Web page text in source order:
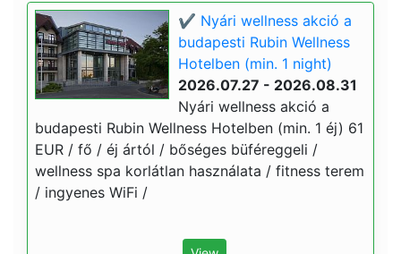
✔️ Nyári wellness akció a
budapesti Rubin Wellness
Hotelben (min. 1 night)
2026.07.27 - 2026.08.31
Nyári wellness akció a
budapesti Rubin Wellness Hotelben (min. 1 éj) 61
EUR / fő / éj ártól / bőséges büféreggeli /
wellness spa korlátlan használata / fitness terem
/ ingyenes WiFi /